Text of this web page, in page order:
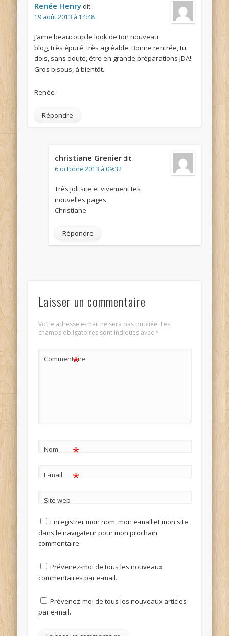
Renée Henry dit :
19 août 2013 à 14:48
J’aime beaucoup le look de ton nouveau
blog, très épuré, très agréable. Bonne rentrée, tu
dois, sans doute, être en grande préparations JDA!!
Gros bisous, à bientôt.
Renée
Répondre
christiane Grenier dit :
6 octobre 2013 à 09:32
Très joli site et vivement tes
nouvelles pages
Christiane
Répondre
Laisser un commentaire
Votre adresse e-mail ne sera pas publiée. Les
champs obligatoires sont indiqués avec*
Commentaire
*
Nom *
E-mail *
Site web
Enregistrer mon nom, mon e-mail et mon site
dans le navigateur pour mon prochain
commentaire.
Prévenez-moi de tous les nouveaux
commentaires par e-mail.
Prévenez-moi de tous les nouveaux articles
par e-mail.